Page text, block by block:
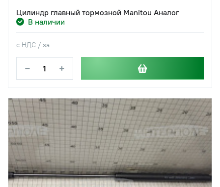
Цилиндр главный тормозной Manitou Аналог
В наличии
с НДС / за
− +